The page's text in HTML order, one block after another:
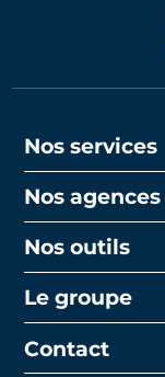
Nos services
Acheter
Promotion
Transaction
Faire gérer
Nos agences
CISN Agence
CISN Agence
Nos outils
Capacité d’emprunt
Le groupe
Le groupe
Contact